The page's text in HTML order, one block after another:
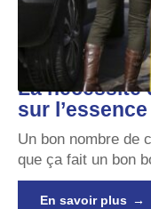
La nécessité
sur l’essence
Un bon nombre de
que ça fait un bon
En savoir plus